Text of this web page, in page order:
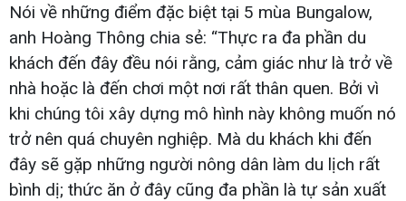
Nói về những điểm đặc biệt tại 5 mùa Bungalow,
anh Hoàng Thông chia sẻ: “Thực ra đa phần du
khách đến đây đều nói rằng, cảm giác như là trở về
nhà hoặc là đến chơi một nơi rất thân quen. Bởi vì
khi chúng tôi xây dựng mô hình này không muốn nó
trở nên quá chuyên nghiệp. Mà du khách khi đến
đây sẽ gặp những người nông dân làm du lịch rất
bình dị; thức ăn ở đây cũng đa phần là tự sản xuất